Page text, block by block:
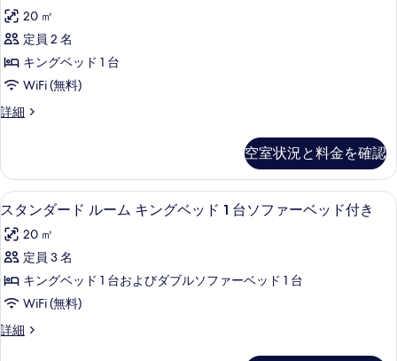
す
べ
て
の
写
表
示
す
る
ー
ム
詳
細
ン
ダ
ー
ド
ル
キ
ン
グ
ベ
ッ
ド
1
台
20 ㎡
定員 2 名
キングベッド 1 台
WiFi (無料)
詳細
ス
ー
ド
ル
ム
キ
グ
ベ
ド
空室状況と料金を確認
ス
タ
ン
ダ
ー
ド
ル
羽毛の掛け布団、セーフティボック
9
スタンダード ルーム キングベッド 1 台ソファーベッド付き
20 ㎡
定員 3 名
キングベッド 1 台およびダブルソファーベッド 1 台
WiFi (無料)
詳細
ス